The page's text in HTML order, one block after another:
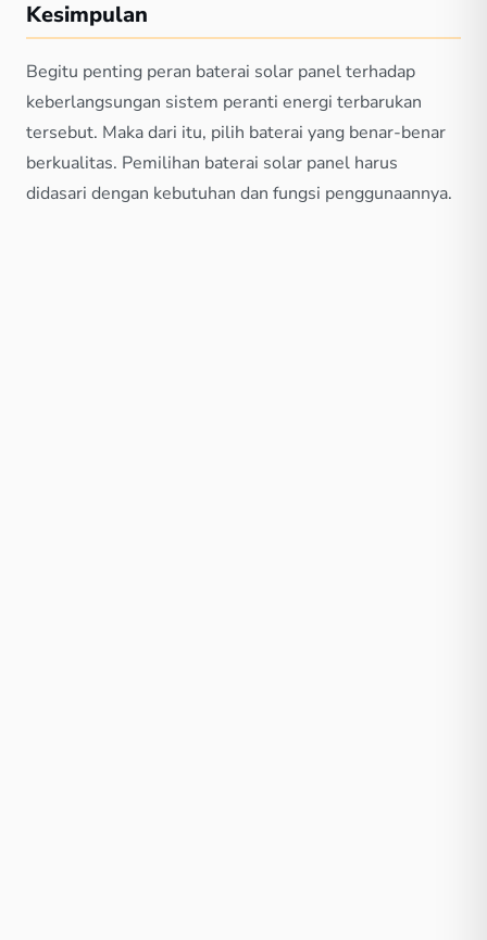
Kesimpulan
Begitu penting peran baterai solar panel terhadap
keberlangsungan sistem peranti energi terbarukan
tersebut. Maka dari itu, pilih baterai yang benar-benar
berkualitas. Pemilihan baterai solar panel harus
didasari dengan kebutuhan dan fungsi penggunaannya.